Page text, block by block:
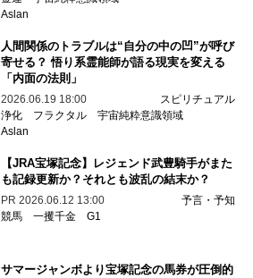
Aslan
人間関係のトラブルは“自分の中の凹”が呼び
寄せる？ 悟り系霊能師が語る現実を変える
「内面の法則」
2026.06.19 18:00
スピリチュアル
浄化
フラクタル 宇宙純粋意識領域
Aslan
【JRA宝塚記念】レジェンド武豊騎手がまた
も記録更新か？それとも波乱の結末か？
PR 2026.06.12 13:00
予言・予知
競馬 一攫千金 G1
サマージャンボより宝塚記念の馬券が圧倒的